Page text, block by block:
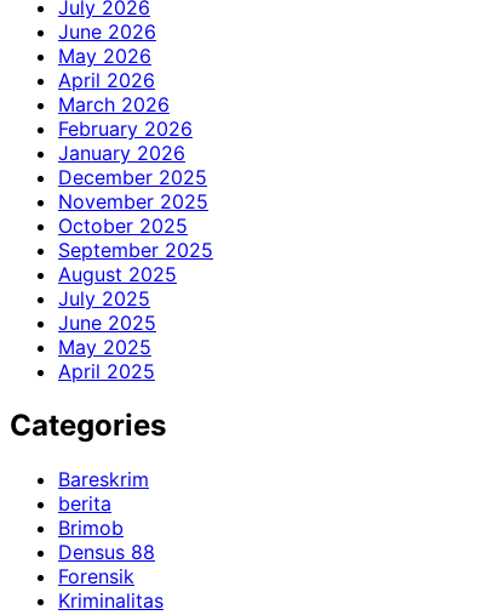
July 2026
June 2026
May 2026
April 2026
March 2026
February 2026
January 2026
December 2025
November 2025
October 2025
September 2025
August 2025
July 2025
June 2025
May 2025
April 2025
Categories
Bareskrim
berita
Brimob
Densus 88
Forensik
Kriminalitas